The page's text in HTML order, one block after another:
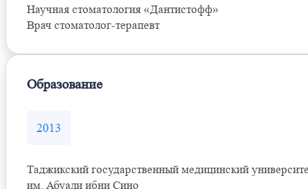
Научная стоматология «Дантистофф»
Врач стоматолог-терапевт
Образование
2013
Таджикский государственный медицинский
им. Абуали ибни Сино